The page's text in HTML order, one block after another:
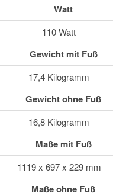
Watt
110 Watt
Gewicht mit Fuß
17,4 Kilogramm
Gewicht ohne Fuß
16,8 Kilogramm
Maße mit Fuß
1119 x 697 x 229 mm
Maße ohne Fuß